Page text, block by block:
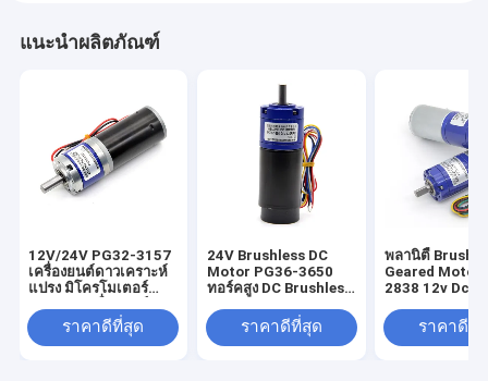
แนะนำผลิตภัณฑ์
12V/24V PG32-3157
เครื่องยนต์ดาวเคราะห์
แปรง มิโครโมเตอร์
เคราะห์ราคาดีที่สุด
24V Brushless DC
Motor PG36-3650
ทอร์คสูง DC Brushless
Motorราคาดีที่สุด
พลานิตี้
Geared Motor
2838 12v Dc พ
Dc มอเตอร์
ราคาดีที่